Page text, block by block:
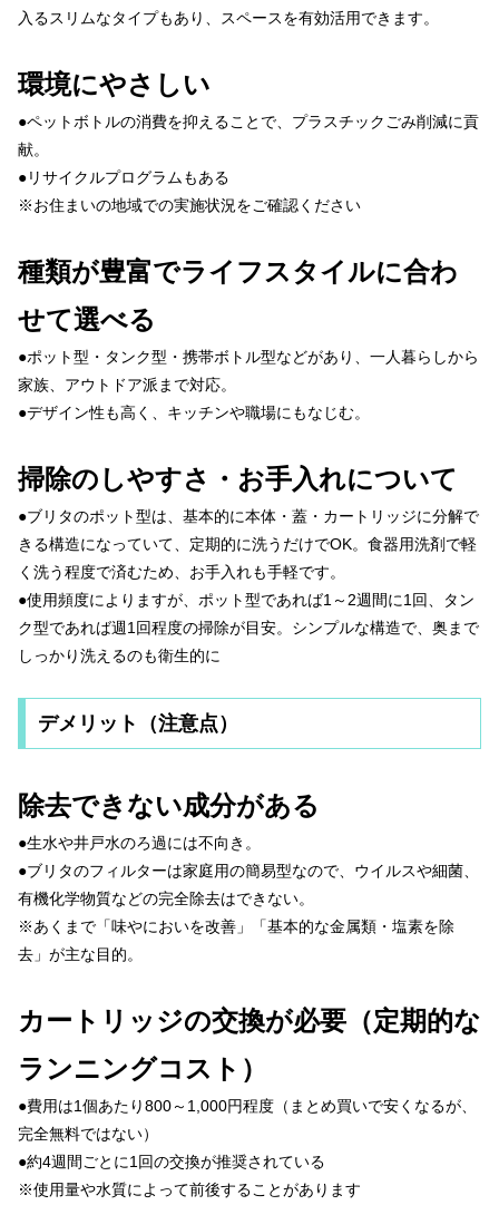
入るスリムなタイプもあり、スペースを有効活用できます。
環境にやさしい
●ペットボトルの消費を抑えることで、プラスチックごみ削減に貢
献。
●リサイクルプログラムもある
※お住まいの地域での実施状況をご確認ください
種類が豊富でライフスタイルに合わ
せて選べる
●ポット型・タンク型・携帯ボトル型などがあり、一人暮らしから
家族、アウトドア派まで対応。
●デザイン性も高く、キッチンや職場にもなじむ。
掃除のしやすさ・お手入れについて
●ブリタのポット型は、基本的に本体・蓋・カートリッジに分解で
きる構造になっていて、定期的に洗うだけでOK。食器用洗剤で軽
く洗う程度で済むため、お手入れも手軽です。
●使用頻度によりますが、ポット型であれば1～2週間に1回、タン
ク型であれば週1回程度の掃除が目安。シンプルな構造で、奥まで
しっかり洗えるのも衛生的に
デメリット（注意点）
除去できない成分がある
●生水や井戸水のろ過には不向き。
●ブリタのフィルターは家庭用の簡易型なので、ウイルスや細菌、
有機化学物質などの完全除去はできない。
※あくまで「味やにおいを改善」「基本的な金属類・塩素を除
去」が主な目的。
カートリッジの交換が必要（定期的な
ランニングコスト）
●費用は1個あたり800～1,000円程度（まとめ買いで安くなるが、
完全無料ではない）
●約4週間ごとに1回の交換が推奨されている
※使用量や水質によって前後することがあります